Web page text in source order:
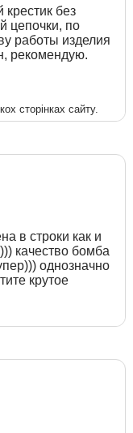
крестик без
цепочки, по
работы изделия
рекомендую.
сторінках сайту.
в строки как и
качество бомба
однозначно
крутое